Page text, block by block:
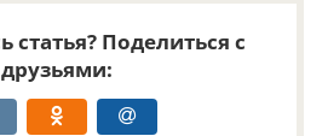
статья? Поделиться с
друзьями: